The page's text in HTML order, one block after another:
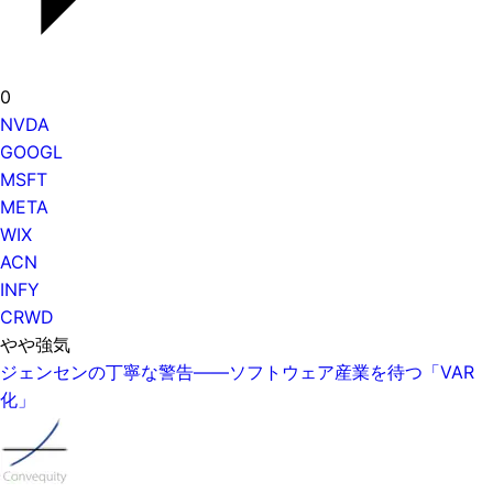
0
NVDA
GOOGL
MSFT
META
WIX
ACN
INFY
CRWD
やや強気
ジェンセンの丁寧な警告——ソフトウェア産業を待つ「VAR
化」